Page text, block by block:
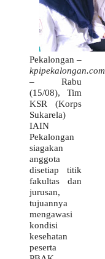
Pekalongan –
kpipekalongan.com
– Rabu
(15/08), Tim
KSR (Korps
Sukarela)
IAIN
Pekalongan
siagakan
anggota
disetiap titik
fakultas dan
jurusan,
tujuannya
mengawasi
kondisi
kesehatan
peserta